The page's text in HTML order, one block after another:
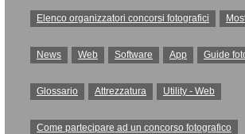
Elenco organizzatori concorsi fotografici
News Web Software App Guide
Glossario Attrezzatura Utility - Web
Come partecipare ad un concorso fotografico